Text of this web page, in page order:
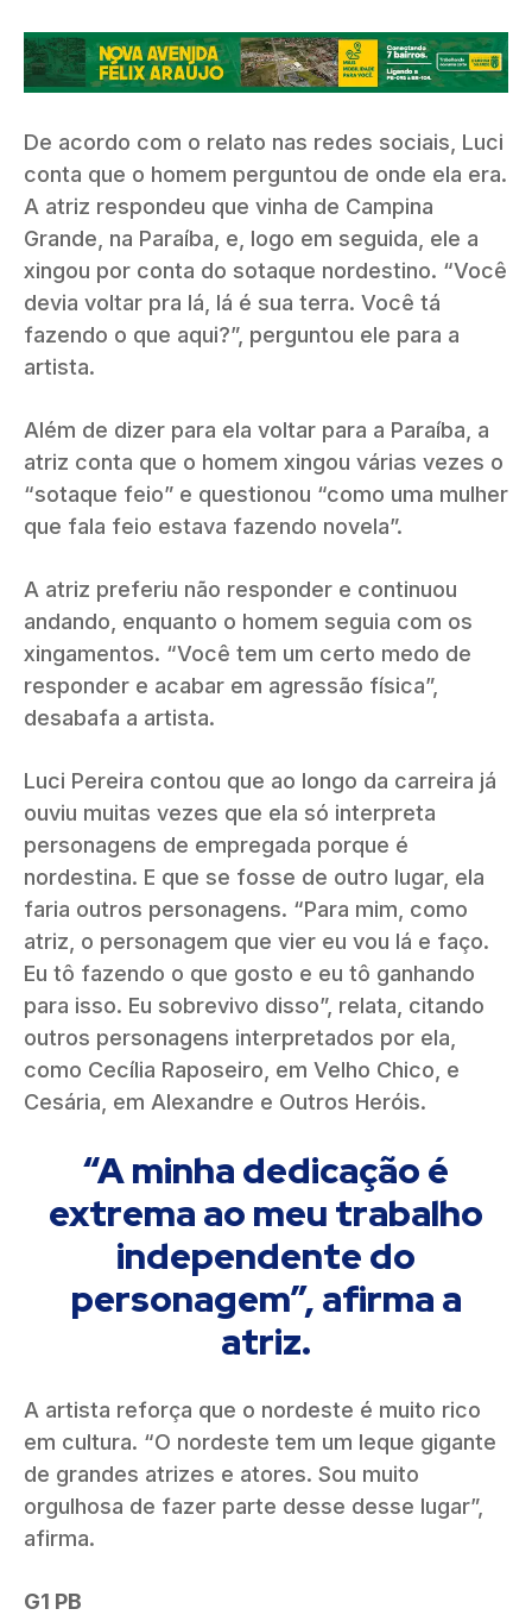
De acordo com o relato nas redes sociais, Luci
conta que o homem perguntou de onde ela era.
A atriz respondeu que vinha de Campina
Grande, na Paraíba, e, logo em seguida, ele a
xingou por conta do sotaque nordestino. “Você
devia voltar pra lá, lá é sua terra. Você tá
fazendo o que aqui?”, perguntou ele para a
artista.
Além de dizer para ela voltar para a Paraíba, a
atriz conta que o homem xingou várias vezes o
“sotaque feio” e questionou “como uma mulher
que fala feio estava fazendo novela”.
A atriz preferiu não responder e continuou
andando, enquanto o homem seguia com os
xingamentos. “Você tem um certo medo de
responder e acabar em agressão física”,
desabafa a artista.
Luci Pereira contou que ao longo da carreira já
ouviu muitas vezes que ela só interpreta
personagens de empregada porque é
nordestina. E que se fosse de outro lugar, ela
faria outros personagens. “Para mim, como
atriz, o personagem que vier eu vou lá e faço.
Eu tô fazendo o que gosto e eu tô ganhando
para isso. Eu sobrevivo disso”, relata, citando
outros personagens interpretados por ela,
como Cecília Raposeiro, em Velho Chico, e
Cesária, em Alexandre e Outros Heróis.
“A minha dedicação é
extrema ao meu trabalho
independente do
personagem”, afirma a
atriz.
A artista reforça que o nordeste é muito rico
em cultura. “O nordeste tem um leque gigante
de grandes atrizes e atores. Sou muito
orgulhosa de fazer parte desse desse lugar”,
afirma.
G1 PB